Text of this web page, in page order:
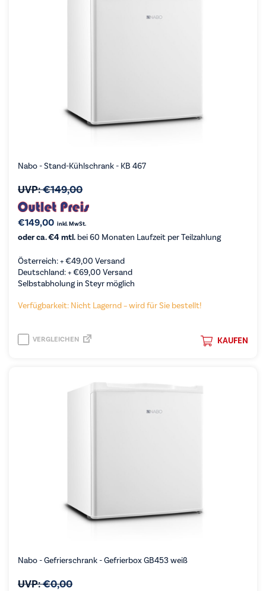
Nabo - Stand-Kühlschrank - KB 467
UVP:€149,00
€149,00 inkl. MwSt.
oder ca. €4 mtl. bei 60 Monaten Laufzeit per Teilzahlung
Österreich: +€49,00 Versand
Deutschland: +€69,00 Versand
Selbstabholung in Steyr möglich
Verfügbarkeit: Nicht Lagernd – wird für Sie bestellt!
KAUFEN
VERGLEICHEN
Nabo - Gefrierschrank - Gefrierbox GB453 weiß
UVP:€0,00